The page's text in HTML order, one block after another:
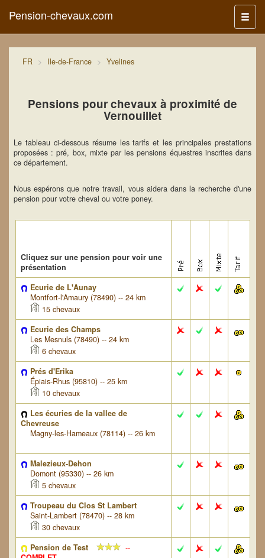
Menu
Pension-chevaux.com
FR Ile-de-France Yvelines
Pensions pour chevaux à proximité de
Vernouillet
Le tableau ci-dessous résume les tarifs et les principales prestations
proposées : pré, box, mixte par les pensions équestres inscrites dans
ce département.
Nous espérons que notre travail, vous aidera dans la recherche d'une
pension pour votre cheval ou votre poney.
Cliquez sur une pension pour voir une
présentation
Ecurie de L'Aunay
Montfort-l'Amaury (78490) -- 24 km
15 chevaux
Ecurie des Champs
Les Mesnuls (78490) -- 24 km
6 chevaux
Prés d'Erika
Épiais-Rhus (95810) -- 25 km
10 chevaux
Les écuries de la vallee de
Chevreuse
Magny-les-Hameaux (78114) -- 26 km
Malezieux-Dehon
Domont (95330) -- 26 km
5 chevaux
Troupeau du Clos St Lambert
Saint-Lambert (78470) -- 28 km
30 chevaux
Pension de Test
--